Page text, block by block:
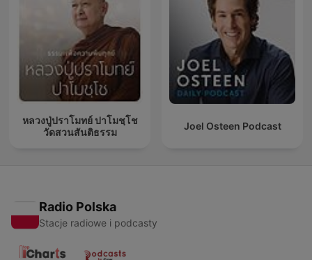
หลวงปู่ปราโมทย์ ปาโมชฺโช
วัดสวนสันติธรรม
Joel Osteen Podcast
Radio Polska
Stacje radiowe i podcasty